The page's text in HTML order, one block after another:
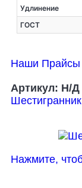
Удлинение
ГОСТ
Наши Прайсы
Артикул: Н/Д
Нажмите,